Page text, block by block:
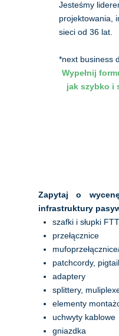
Jesteśmy
projektowania,
sieci od 36 lat.
*next business
Wypełnij
jak szybko i
Zapytaj o
infrastruktury
szafki i słupki
przełącznice
patchcordy,
adaptery
splittery,
elementy
uchwyty kablowe
gniazdka